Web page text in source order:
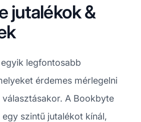
jutalékok &
legfontosabb
érdemes mérlegelni
A Bookbyte
szintű jutalékot kínál,